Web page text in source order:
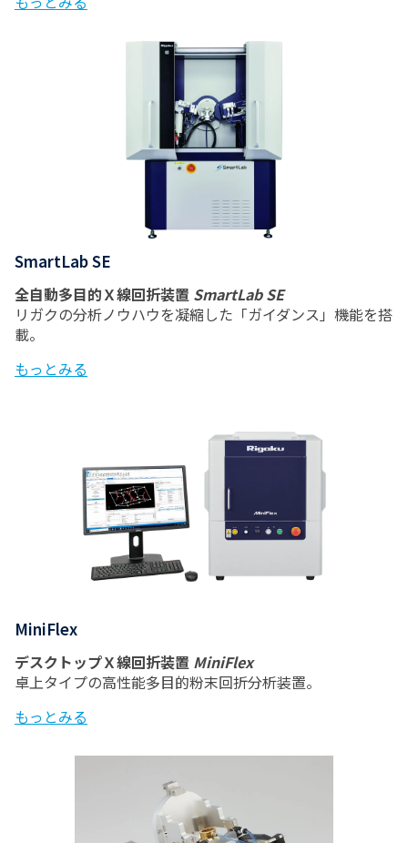
SmartLab SE
全自動多目的Ｘ線回折装置 SmartLab SE
リガクの分析ノウハウを凝縮した「ガイダンス」機能を搭
載。
もっとみる
MiniFlex
デスクトップＸ線回折装置 MiniFlex
卓上タイプの高性能多目的粉末回折分析装置。
もっとみる